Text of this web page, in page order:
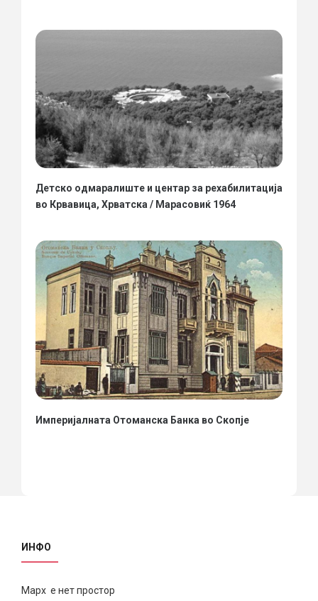
Детско одмаралиште и центар за рехабилитација
во Крвавица, Хрватска / Марасовиќ 1964
Империјалната Отоманска Банка во Скопје
ИНФО
Марх е нет простор